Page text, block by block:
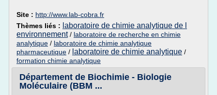
Site : http://www.lab-cobra.fr
Thèmes liés : laboratoire de chimie analytique de l
environnement/ laboratoire de recherche en chimie
analytique / laboratoire de chimie analytique
pharmaceutique / laboratoire de chimie analytique /
formation chimie analytique
Département de Biochimie - Biologie
Moléculaire (BBM ...